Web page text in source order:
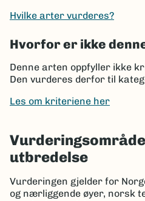
Hvilke arter vurderes?
Hvorfor er ikke
Denne arten oppfyller ikke
Den vurderes derfor til
Les om kriteriene her
utbredelse
Vurderingen gjelder for
og nærliggende øyer, norsk